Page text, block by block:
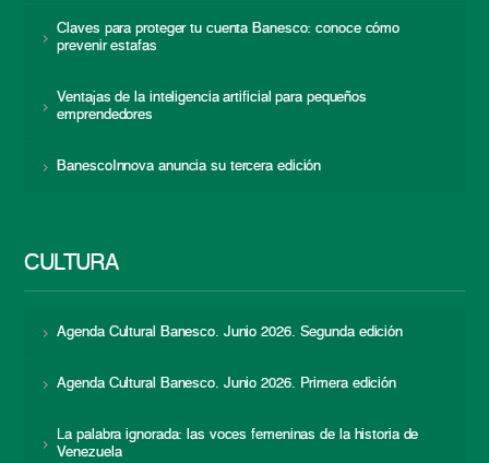
Claves para proteger tu cuenta Banesco: conoce cómo
prevenir estafas
Ventajas de la inteligencia artificial para pequeños
emprendedores
BanescoInnova anuncia su tercera edición
CULTURA
Agenda Cultural Banesco. Junio 2026. Segunda edición
Agenda Cultural Banesco. Junio 2026. Primera edición
La palabra ignorada: las voces femeninas de la historia de
Venezuela